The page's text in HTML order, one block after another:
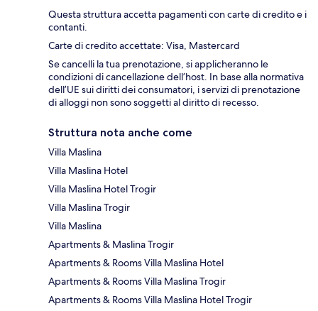
Questa struttura accetta pagamenti con carte di credito e i
contanti.
Carte di credito accettate: Visa, Mastercard
Se cancelli la tua prenotazione, si applicheranno le
condizioni di cancellazione dell’host. In base alla normativa
dell’UE sui diritti dei consumatori, i servizi di prenotazione
di alloggi non sono soggetti al diritto di recesso.
Struttura nota anche come
Villa Maslina
Villa Maslina Hotel
Villa Maslina Hotel Trogir
Villa Maslina Trogir
Villa Maslina
Apartments & Maslina Trogir
Apartments & Rooms Villa Maslina Hotel
Apartments & Rooms Villa Maslina Trogir
Apartments & Rooms Villa Maslina Hotel Trogir